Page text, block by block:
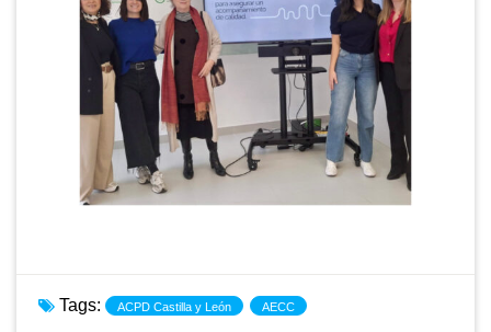
Tags: ACPD Castilla y León AECC